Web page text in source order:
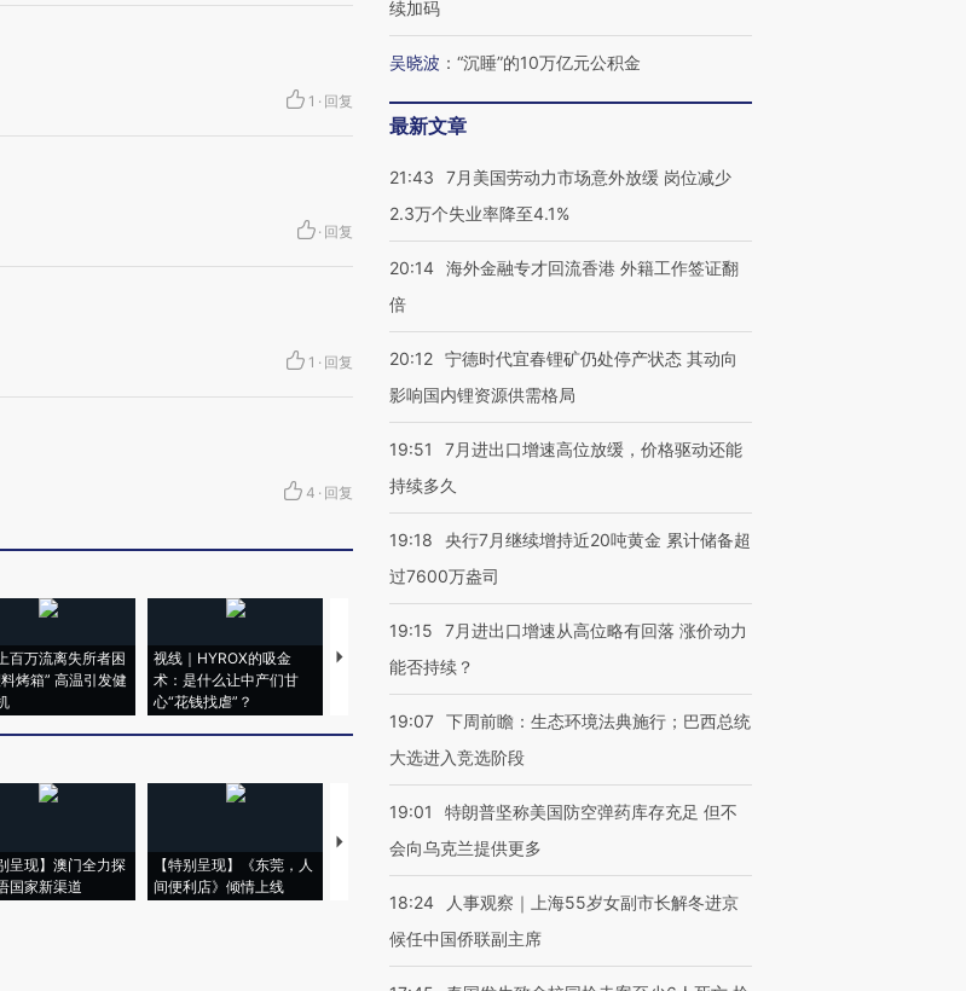
1 · 回复
· 回复
1 · 回复
4 · 回复
百万流离失所者困
烤箱” 高温引发健
视线｜HYROX的吸金
术：是什么让中产们甘
心“花钱找虐”？
马航飞行员跨国走私7万
粒摇头丸 尿检体内含3种
呈现】澳门全力探
国家新渠道
【特别呈现】《东莞，人
间便利店》倾情上线
【推广】走进第四届链博
续加码
吴晓波 ： “沉睡”的10万亿元公积金
最新文章
21:43
7月美国劳动力市场意外放缓 岗位减少
2.3万个失业率降至4.1%
20:14 海外金融专才回流香港 外籍工作签证翻
倍
20:12 宁德时代宜春锂矿仍处停产状态 其动向
影响国内锂资源供需格局
19:51
7月进出口增速高位放缓，价格驱动还能
持续多久
19:18
央行7月继续增持近20吨黄金 累计储备超
过7600万盎司
19:15
7月进出口增速从高位略有回落 涨价动力
能否持续？
19:07 下周前瞻：生态环境法典施行；巴西总统
大选进入竞选阶段
19:01
特朗普坚称美国防空弹药库存充足 但不
会向乌克兰提供更多
18:24
人事观察｜上海55岁女副市长解冬进京
候任中国侨联副主席